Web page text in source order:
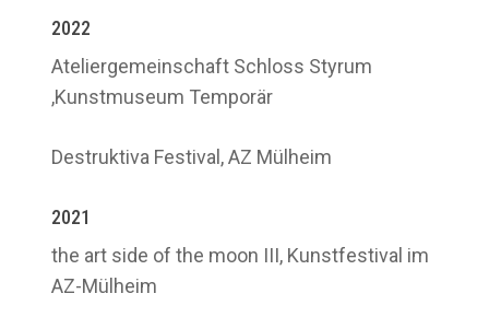
2022
Ateliergemeinschaft Schloss Styrum
,Kunstmuseum Temporär
Destruktiva Festival, AZ Mülheim
2021
the art side of the moon III, Kunstfestival im
AZ-Mülheim